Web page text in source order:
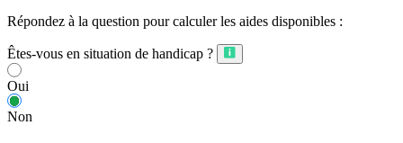
Répondez à la question pour calculer les aides disponibles :
Êtes-vous en situation de handicap ?
Oui
Non